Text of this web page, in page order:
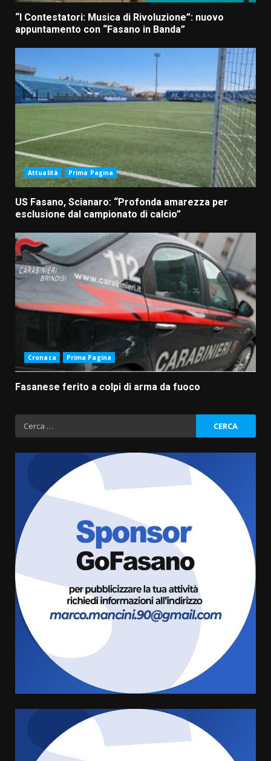
“I Contestatori: Musica di Rivoluzione”: nuovo
appuntamento con “Fasano in Banda”
Attualità Prima Pagina
US Fasano, Scianaro: “Profonda amarezza per
esclusione dal campionato di calcio”
Cronaca Prima Pagina
Fasanese ferito a colpi di arma da fuoco
Ricerca
per:
Fasanese ferito a colpi di arma
da fuoco
6 Agosto 2026 18:13
Carta d’identità: continua il piano
di aperture straordinarie del
Comune di Fasano
Grazia Neglia, coordinatrice
cittadina di Fratelli d’Italia,
pronta a tornare in Consiglio
comunale
6 Agosto 2026 08:00